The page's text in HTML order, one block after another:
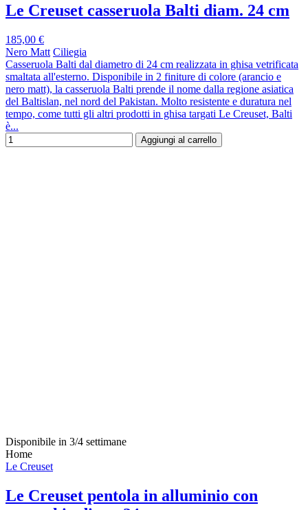
Le Creuset casseruola Balti diam. 24 cm
185,00 €
Nero Matt Ciliegia
Casseruola Balti dal diametro di 24 cm realizzata in ghisa vetrificata
smaltata all'esterno. Disponibile in 2 finiture di colore (arancio e
nero matt), la casseruola Balti prende il nome dalla regione asiatica
del Baltislan, nel nord del Pakistan. Molto resistente e duratura nel
tempo, come tutti gli altri prodotti in ghisa targati Le Creuset, Balti
è...
Aggiungi al carrello
Disponibile in 3/4 settimane
Home
Le Creuset
Le Creuset pentola in alluminio con